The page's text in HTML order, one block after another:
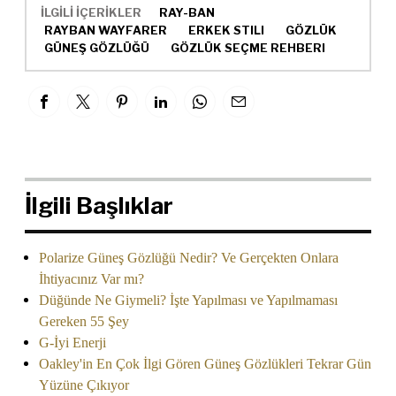
İLGİLİ İÇERİKLER
RAY-BAN
RAYBAN WAYFARER
ERKEK STILI
GÖZLÜK
GÜNEŞ GÖZLÜĞÜ
GÖZLÜK SEÇME REHBERI
İlgili Başlıklar
Polarize Güneş Gözlüğü Nedir? Ve Gerçekten Onlara
İhtiyacınız Var mı?
Düğünde Ne Giymeli? İşte Yapılması ve Yapılmaması
Gereken 55 Şey
G-İyi Enerji
Oakley'in En Çok İlgi Gören Güneş Gözlükleri Tekrar Gün
Yüzüne Çıkıyor